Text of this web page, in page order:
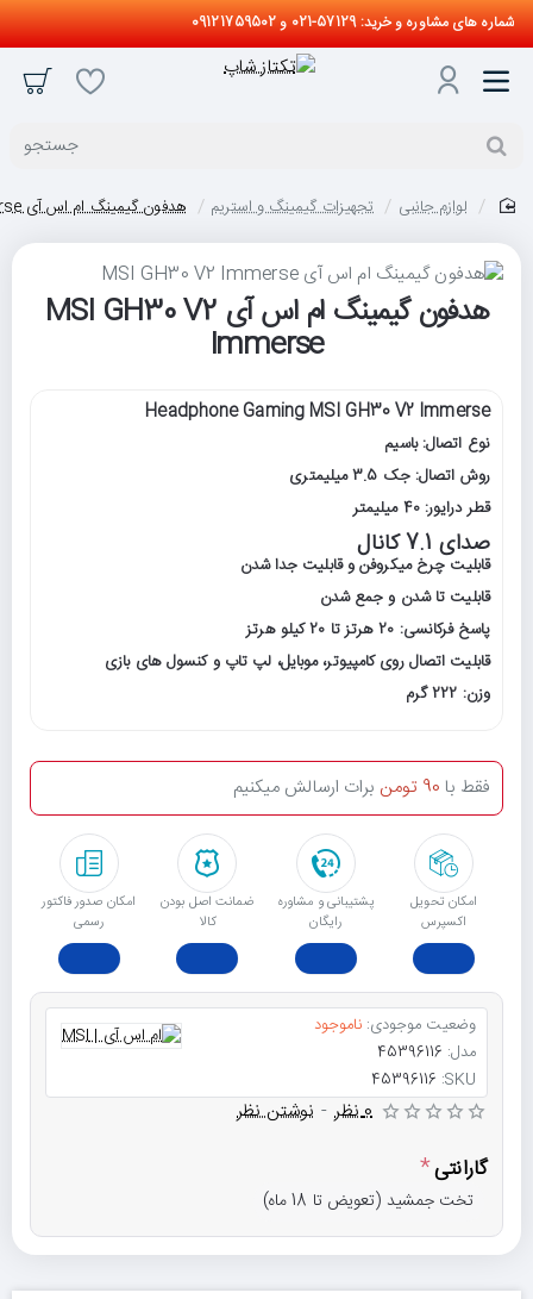
شماره های مشاوره و خرید: 57129-021 و 09121759502
جستجو
لوازم جانبی تجهیزات گیمینگ و استریم هدفون گیمینگ ام اس آی MSI GH30 V2 Immerse
هدفون گیمینگ ام اس آی MSI GH30 V2
Immerse
Headphone Gaming MSI GH30 V2 Immerse
نوع اتصال: باسیم
روش اتصال: جک 3.5 میلیمتری
قطر درایور: 40 میلیمتر
صدای 7.1 کانال
قابلیت چرخ میکروفن و قابلیت جدا شدن
قابلیت تا شدن و جمع شدن
پاسخ فرکانسی: 20 هرتز تا 20 کیلو هرتز
قابلیت اتصال روی کامپیوتر، موبایل، لپ تاپ و کنسول های بازی
وزن: 222 گرم
امکان تحویل
اکسپرس
پشتیبانی و مشاوره
رایگان
ﺿﻤﺎﻧﺖ اﺻﻞ ﺑﻮدن
ﮐﺎﻟﺎ
امکان صدور فاکتور
رسمی
فقط با 90 تومن برات ارسالش میکنیم
وضعیت موجودی: ناموجود
مدل: 45396116
SKU:
45396116
0 نظر - نوشتن نظر
گارانتی
تخت جمشید (تعویض تا 18 ماه)